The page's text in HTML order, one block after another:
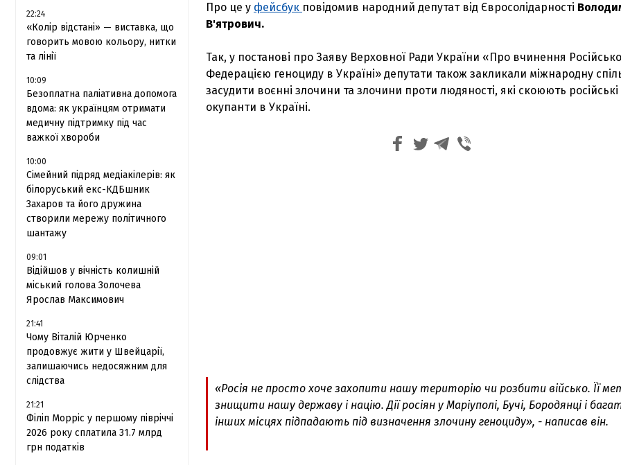
22:24
«Колір відстані» — виставка, що
говорить мовою кольору, нитки
та лінії
10:09
Безоплатна паліативна допомога
вдома: як українцям отримати
медичну підтримку під час
важкої хвороби
10:00
Сімейний підряд медіакілерів: як
білоруський екс-КДБшник
Захаров та його дружина
створили мережу політичного
шантажу
09:01
Відійшов у вічність колишній
міський голова Золочева
Ярослав Максимович
21:41
Чому Віталій Юрченко
продовжує жити у Швейцарії,
залишаючись недосяжним для
слідства
21:21
Філіп Морріс у першому півріччі
2026 року сплатила 31.7 млрд
грн податків
Про це у фейсбук повідомив народний депутат від Євросолідарності
В'ятрович.
Так, у постанові про Заяву Верховної Ради України «Про вчинення
Федерацією геноциду в Україні» депутати також закликали міжнародну
засудити воєнні злочини та злочини проти людяності, які скоюють російські
окупанти в Україні.
«Росія не просто хоче захопити нашу територію чи розбити військо. Її
знищити нашу державу і націю. Дії росіян у Маріуполі, Бучі, Бородянці і
інших місцях підпадають під визначення злочину геноциду», - написав він.